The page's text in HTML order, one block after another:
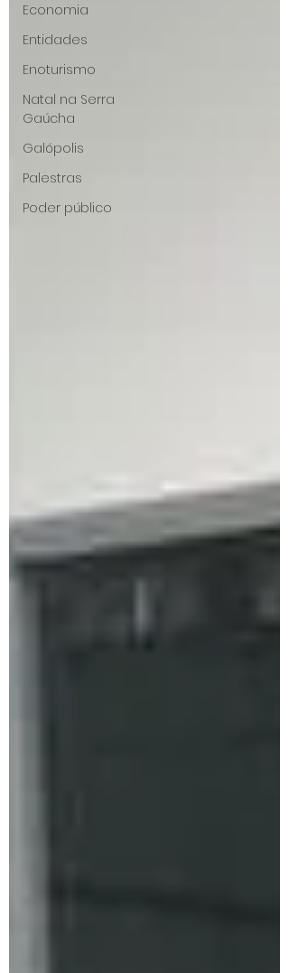
Economia
Entidades
Enoturismo
Natal na Serra
Gaúcha
Galópolis
Palestras
Poder público